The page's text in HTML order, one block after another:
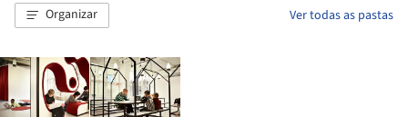
Organizar Ver todas as pastas